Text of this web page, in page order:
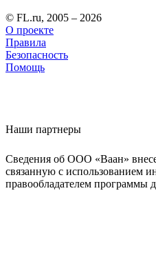
© FL.ru, 2005 – 2026
О проекте
Правила
Безопасность
Помощь
Наши партнеры
Сведения об ООО «Ваан»
связанную с использованием
правообладателем